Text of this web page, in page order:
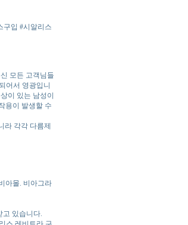
구입 #시알리스
모든 고객님들
어서 영광입니
이 있는 남성이
용이 발생할 수
라 각각 다름제
아몰. 비아그라
고 있습니다.